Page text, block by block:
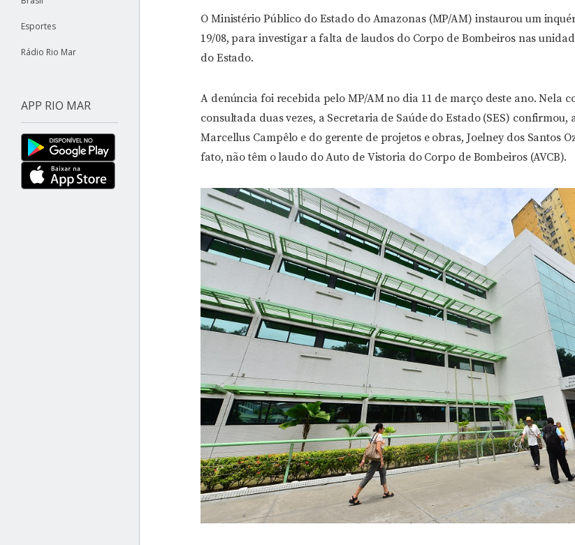
Esportes
Rádio Rio Mar
APP RIO MAR
O Ministério Público do Estado do Amazonas (MP/AM) instaurou um
19/08, para investigar a falta de laudos do Corpo de Bombeiros nas
do Estado.
A denúncia foi recebida pelo MP/AM no dia 11 de março deste ano. Nela
consultada duas vezes, a Secretaria de Saúde do Estado (SES) confirmou,
Marcellus Campêlo e do gerente de projetos e obras, Joelney dos Santos
fato, não têm o laudo do Auto de Vistoria do Corpo de Bombeiros (AVCB).